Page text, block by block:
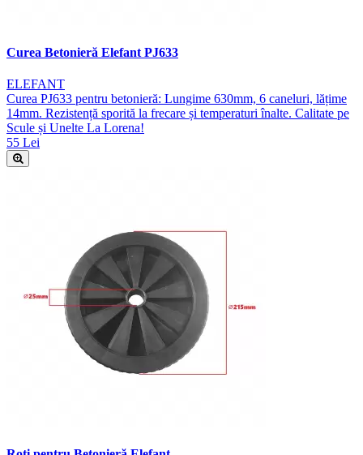
Curea Betonieră Elefant PJ633
ELEFANT
Curea PJ633 pentru betonieră: Lungime 630mm, 6 caneluri, lățime
14mm. Rezistență sporită la frecare și temperaturi înalte. Calitate pe
Scule și Unelte La Lorena!
55 Lei